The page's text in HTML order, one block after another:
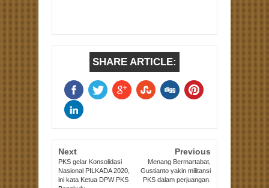
SHARE ARTICLE:
Next
PKS gelar Konsolidasi
Nasional PILKADA 2020,
ini kata Ketua DPW PKS
Previous
Menang Bermartabat,
Gustianto yakin militansi
PKS dalam perjuangan.